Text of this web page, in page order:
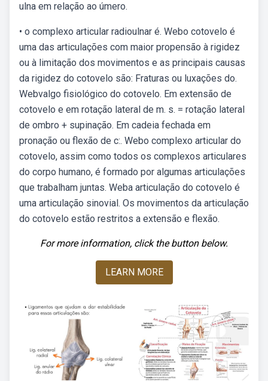
ulna em relação ao úmero.
• o complexo articular radioulnar é. Webo cotovelo é
uma das articulações com maior propensão à rigidez
ou à limitação dos movimentos e as principais causas
da rigidez do cotovelo são: Fraturas ou luxações do.
Webvalgo fisiológico do cotovelo. Em extensão de
cotovelo e em rotação lateral de m. s. = rotação lateral
de ombro + supinação. Em cadeia fechada em
pronação ou flexão de c:. Webo complexo articular do
cotovelo, assim como todos os complexos articulares
do corpo humano, é formado por algumas articulações
que trabalham juntas. Weba articulação do cotovelo é
uma articulação sinovial. Os movimentos da articulação
do cotovelo estão restritos a extensão e flexão.
For more information, click the button below.
LEARN MORE